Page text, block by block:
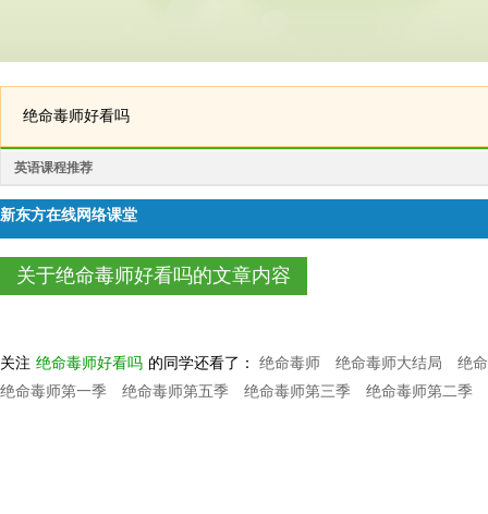
绝命毒师好看吗
英语课程推荐
新东方在线网络课堂
关于绝命毒师好看吗的文章内容
关注 绝命毒师好看吗 的同学还看了： 绝命毒师 绝命毒师大结局
绝
绝命毒师第一季
绝命毒师第五季 绝命毒师第三季 绝命毒师第二季